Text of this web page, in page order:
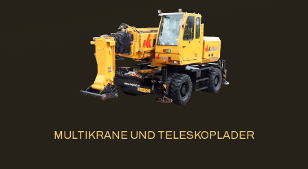
MULTIKRANE UND TELESKOPLADER